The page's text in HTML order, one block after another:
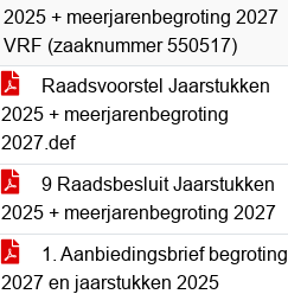
2025 + meerjarenbegroting 2027
VRF (zaaknummer 550517)
Raadsvoorstel Jaarstukken
2025 + meerjarenbegroting
2027.def
9 Raadsbesluit Jaarstukken
2025 + meerjarenbegroting 2027
1. Aanbiedingsbrief begroting
2027 en jaarstukken 2025